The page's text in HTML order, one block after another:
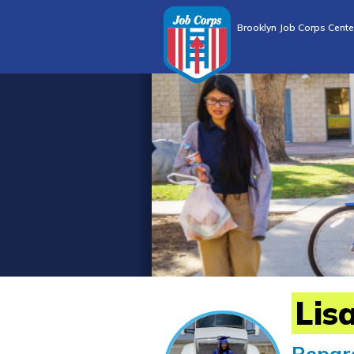
Brooklyn Job Corps